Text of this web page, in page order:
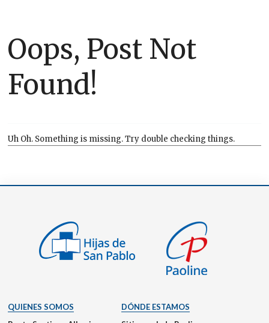
Media
Oops, Post Not
Found!
Uh Oh. Something is missing. Try double checking things.
QUIENES SOMOS
DÓNDE ESTAMOS